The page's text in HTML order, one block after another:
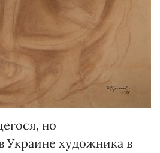
но
Украине художника в